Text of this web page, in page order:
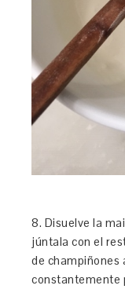
8. Disuelve la
júntala con el
de champiñones
constantemente